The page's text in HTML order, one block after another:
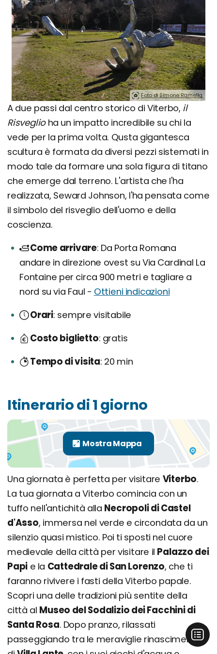
Foto di Simone Ramella.
A due passi dal centro storico di Viterbo, il
Risveglioha un impatto incredibile su chi la
vede per la prima volta. Qusta gigantesca
scultura è formata da diversi pezzi sistemati in
modo tale da formare una sola figura di titano
che emerge dal terreno. L'artista che l'ha
realizzata, Seward Johnson, l'ha pensata come
il simbolo del risveglio dell'uomo e della
coscienza.
Come arrivare Da Porta Romana
andare in direzione ovest su Via Cardinal La
Fontaine per circa 900 metri e tagliare a
nord su via Faul - Ottieni indicazioni
Orari sempre visitabile
Costo biglietto gratis
Tempo di visita 20 min
Itinerario di 1 giorno
Una giornata è perfetta per visitare Viterbo.
La tua giornata a Viterbo comincia con un
tuffo nell'antichità alla Necropoli di Castel
d'Asso, immersa nel verde e circondata da un
silenzio quasi mistico. Poi ti sposti nel cuore
medievale della città per visitare il Palazzo dei
Papi e la Cattedrale di San Lorenzo, che ti
faranno rivivere i fasti della Viterbo papale.
Scopri una delle tradizioni più sentite della
città al Museo del Sodalizio dei Facchini di
Santa Rosa. Dopo pranzo, rilassati
passeggiando tra le meraviglie rinascimentali